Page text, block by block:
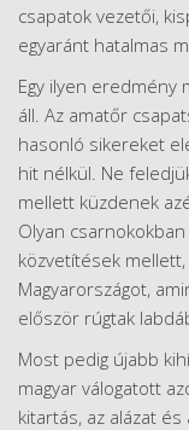
csapatok vezetői,
egyaránt hatalmas
Egy ilyen eredmény
áll. Az amatőr
hasonló sikereket
hit nélkül. Ne
mellett küzdenek
Olyan
közvetítések
Magyarországot,
először rúgtak
Most pedig újabb
magyar válogatott
kitartás, az alázat